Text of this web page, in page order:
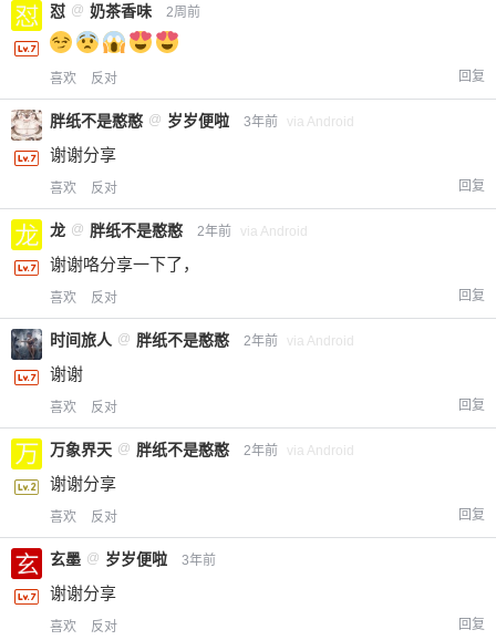
怼 @ 奶茶香味 2周前
喜欢 反对 回复
胖纸不是憨憨 @ 岁岁便啦 3年前 via Android
谢谢分享
喜欢 反对 回复
龙 @ 胖纸不是憨憨 2年前 via Android
谢谢咯分享一下了，
喜欢 反对 回复
时间旅人 @ 胖纸不是憨憨 2年前 via Android
谢谢
喜欢 反对 回复
万象界天 @ 胖纸不是憨憨 2年前 via Android
谢谢分享
喜欢 反对 回复
玄墨 @ 岁岁便啦 3年前
谢谢分享
喜欢 反对 回复